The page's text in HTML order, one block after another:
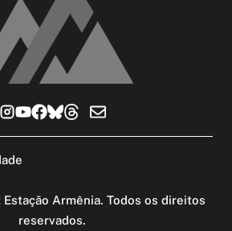
Armênia. Todos os direitos
reservados.